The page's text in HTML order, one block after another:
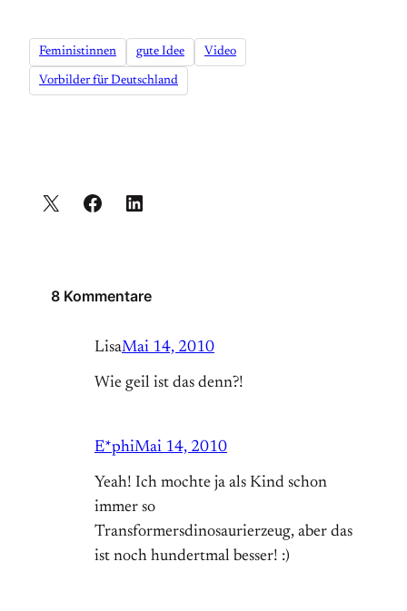
Feministinnen gute Idee Video
Vorbilder für Deutschland
8 Kommentare
LisaMai 14, 2010
Wie geil ist das denn?!
E*phiMai 14, 2010
Yeah! Ich mochte ja als Kind schon
immer so
Transformersdinosaurierzeug, aber das
ist noch hundertmal besser! :)